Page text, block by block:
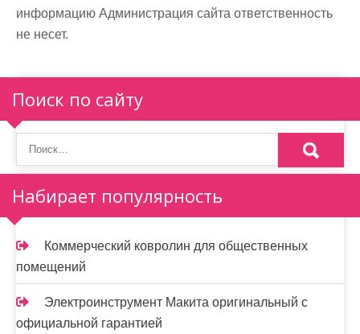
информацию Администрация сайта ответственность
не несет.
Поиск по сайту
Набирает популярность
Коммерческий ковролин для общественных
помещений
Электроинструмент Макита оригинальный с
официальной гарантией